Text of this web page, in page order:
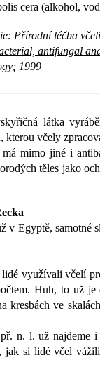
cera (alkohol,
Přírodní léčba
antifungal
1999
látka
kterou včely
mimo jiné i
těles jako
v Egyptě, samotné
využívali včelí
Huh, to už je
kresbách ve
n. l. už najdeme i
si lidé včel